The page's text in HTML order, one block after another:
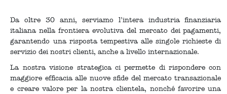
Da oltre 30 anni, serviamo l’intera industria finanziaria
italiana nella frontiera evolutiva del mercato dei pagamenti,
garantendo una risposta tempestiva alle singole richieste di
servizio dei nostri clienti, anche a livello internazionale.
La nostra visione strategica ci permette di rispondere con
maggiore efficacia alle nuove sfide del mercato transazionale
e creare valore per la nostra clientela, nonché favorire una